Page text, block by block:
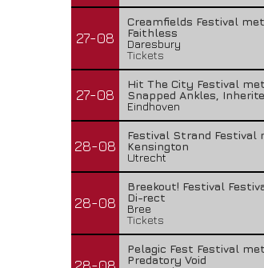
27-08
Creamfields Festival met
Faithless
Daresbury
Tickets
27-08
Hit The City Festival met
Snapped Ankles,
Eindhoven
28-08
Festival Strand Festival
Kensington
Utrecht
28-08
Breekout! Festival
Di-rect
Bree
Tickets
Pelagic Fest Festival met
Predatory Void